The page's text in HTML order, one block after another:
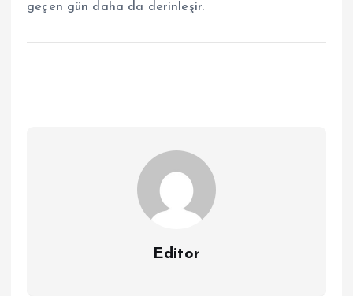
geçen gün daha da derinleşir.
Editor